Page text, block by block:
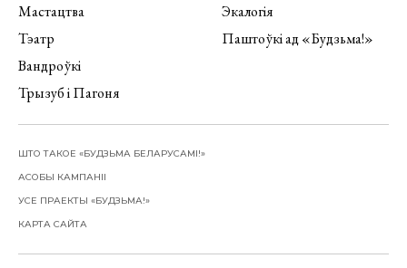
Мастацтва
Тэатр
Вандроўкі
Трызуб і Пагоня
Экалогія
Паштоўкі ад «Будзьма!»
ШТО ТАКОЕ «БУДЗЬМА БЕЛАРУСАМІ!»
АСОБЫ КАМПАНІІ
УСЕ ПРАЕКТЫ «БУДЗЬМА!»
КАРТА САЙТА